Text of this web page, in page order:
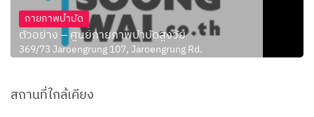
กายภาพบำบัด
ตัวอย่าง – ศูนย์กายภาพบำบัดสูงวัย
369/73 Jaroengrung 107, Jaroengrung Rd.
สถานที่ใกล้เคียง